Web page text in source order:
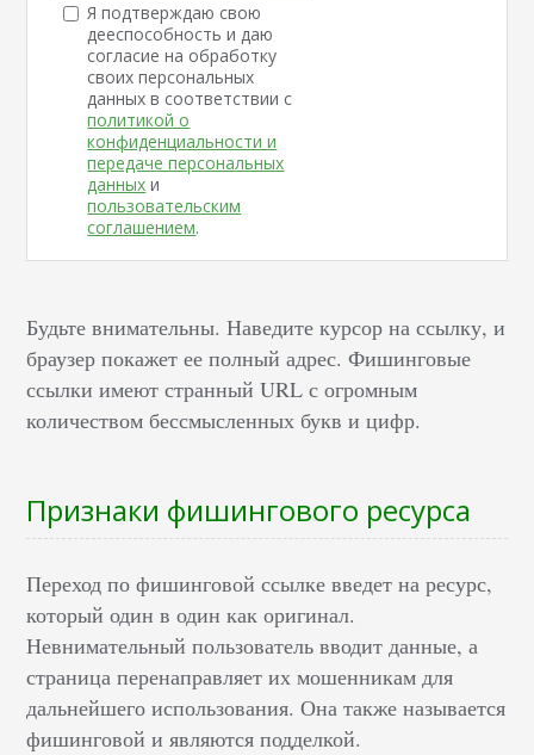
Я подтверждаю свою
дееспособность и даю
согласие на обработку
своих персональных
данных в соответствии с
политикой о
конфиденциальности и
передаче персональных
данных и
пользовательским
соглашением.
Будьте внимательны. Наведите курсор на ссылку, и
браузер покажет ее полный адрес. Фишинговые
ссылки имеют странный URL с огромным
количеством бессмысленных букв и цифр.
Признаки фишингового ресурса
Переход по фишинговой ссылке введет на ресурс,
который один в один как оригинал.
Невнимательный пользователь вводит данные, а
страница перенаправляет их мошенникам для
дальнейшего использования. Она также называется
фишинговой и являются подделкой.